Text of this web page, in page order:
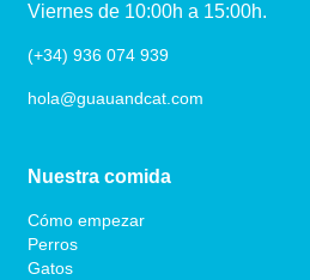
Viernes de 10:00h a 15:00h.
(+34) 936 074 939
hola@guauandcat.com
Nuestra comida
Cómo empezar
Perros
Gatos